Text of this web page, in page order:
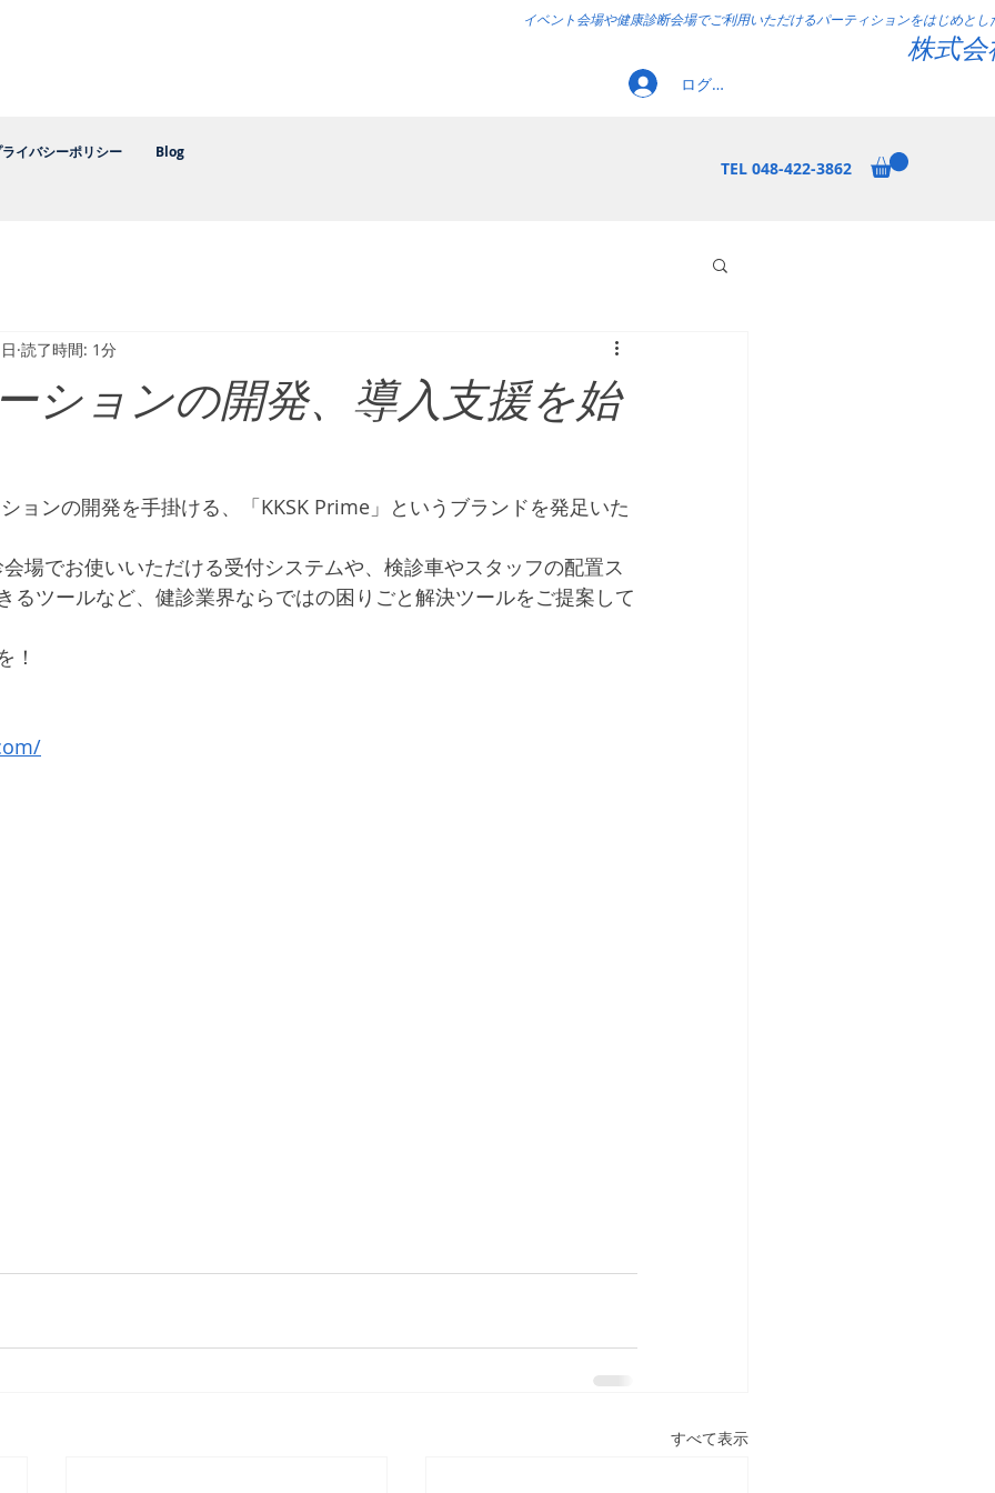
イベント会場や健康診断会場でご利用いただけるパーティションをはじめと
ログイン
株式会
イバシーポリシー Blog
TEL 048-422-3862
ションの開発、導入支援を始
読了時間: 1分
ョンの開発を手掛ける、「KKSK Prime」というブランドを発足いた
場でお使いいただける受付システムや、検診車やスタッフの配置ス
るツールなど、健診業界ならではの困りごと解決ツールをご提案して
！
すべて表示